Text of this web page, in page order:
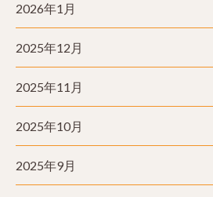
2026年1月
2025年12月
2025年11月
2025年10月
2025年9月